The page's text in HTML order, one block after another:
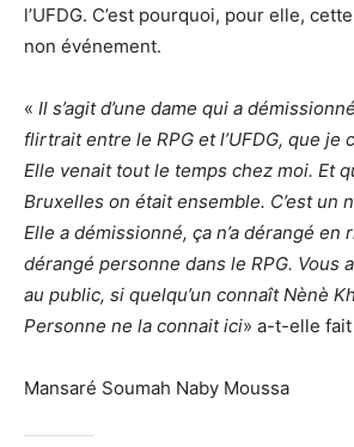
l’UFDG. C’est pourquoi, pour elle,
non événement.
« Il s’agit d’une dame qui a
flirtrait entre le RPG et l’UFDG, que je
Elle venait tout le temps chez moi. Et
Bruxelles on était ensemble. C’est un
Elle a démissionné, ça n’a dérangé en
dérangé personne dans le RPG. Vous
au public, si quelqu’un connaît Nènè
Personne ne la connait ici» a-t-elle fait
Mansaré Soumah Naby Moussa